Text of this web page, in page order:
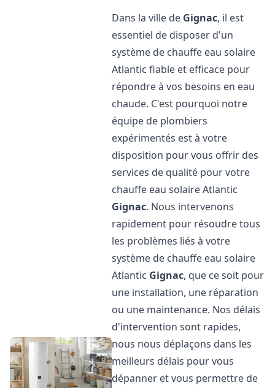
Dans la ville de Gignac, il est
essentiel de disposer d'un
système de chauffe eau solaire
Atlantic fiable et efficace pour
répondre à vos besoins en eau
chaude. C'est pourquoi notre
équipe de plombiers
expérimentés est à votre
disposition pour vous offrir des
services de qualité pour votre
chauffe eau solaire Atlantic
Gignac. Nous intervenons
rapidement pour résoudre tous
les problèmes liés à votre
système de chauffe eau solaire
Atlantic Gignac, que ce soit pour
une installation, une réparation
ou une maintenance. Nos délais
d'intervention sont rapides,
nous nous déplaçons dans les
meilleurs délais pour vous
dépanner et vous permettre de